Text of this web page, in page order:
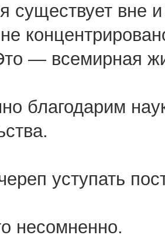
существует вне
— всемирная
благодарим
уступать
несомненно.